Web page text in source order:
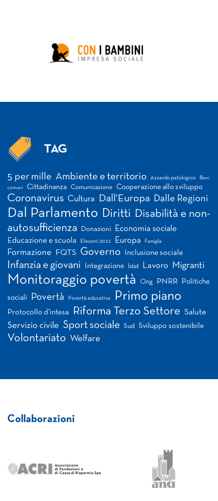
TAG
5 per mille Ambiente e territorio Azzardo patologico Beni
comuni Cittadinanza Comunicazione Cooperazione allo sviluppo
Coronavirus Cultura Dall'Europa Dalle Regioni
Dal Parlamento Diritti
Disabilità e non-
autosufficienza
Donazioni Economia sociale
Educazione e scuola Elezioni 2022 Europa Famiglia
Formazione FQTS Governo Inclusione sociale
Infanzia e giovani Integrazione Istat Lavoro Migranti
Monitoraggio povertà Ong PNRR Politiche
sociali Povertà Povertà educativa Primo piano
Protocollo d'intesa Riforma Terzo Settore Salute
Servizio civile Sport sociale Sud Sviluppo sostenibile
Volontariato Welfare
Collaborazioni